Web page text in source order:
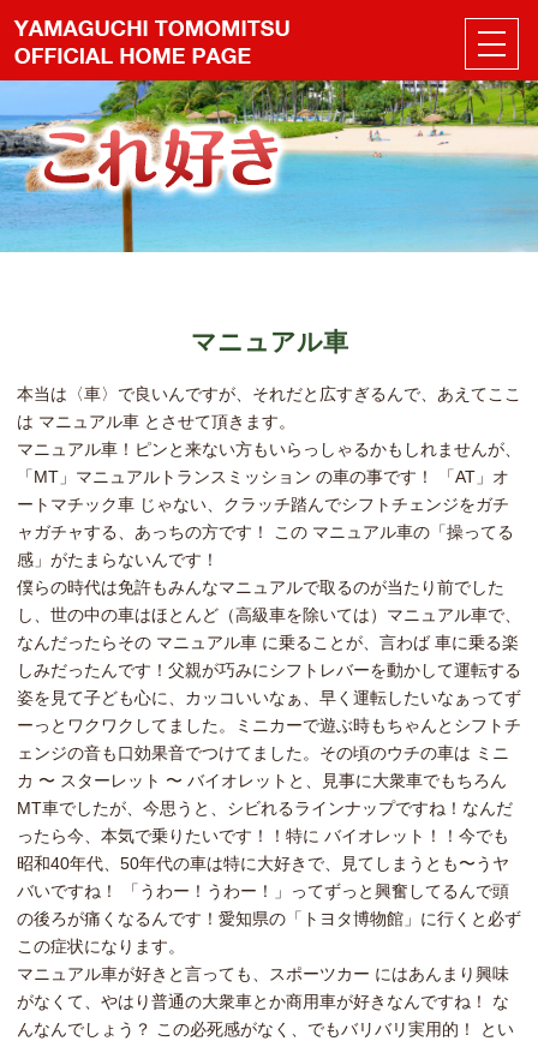
マニュアル車
本当は〈車〉で良いんですが、それだと広すぎるんで、あえてここ
は マニュアル車 とさせて頂きます。
マニュアル車！ピンと来ない方もいらっしゃるかもしれませんが、
「MT」マニュアルトランスミッション の車の事です！ 「AT」オ
ートマチック車 じゃない、クラッチ踏んでシフトチェンジをガチ
ャガチャする、あっちの方です！ この マニュアル車の「操ってる
感」がたまらないんです！
僕らの時代は免許もみんなマニュアルで取るのが当たり前でした
し、世の中の車はほとんど（高級車を除いては）マニュアル車で、
なんだったらその マニュアル車 に乗ることが、言わば 車に乗る楽
しみだったんです！父親が巧みにシフトレバーを動かして運転する
姿を見て子ども心に、カッコいいなぁ、早く運転したいなぁってず
ーっとワクワクしてました。ミニカーで遊ぶ時もちゃんとシフトチ
ェンジの音も口効果音でつけてました。その頃のウチの車は ミニ
カ 〜 スターレット 〜 バイオレットと、見事に大衆車でもちろん
MT車でしたが、今思うと、シビれるラインナップですね！なんだ
ったら今、本気で乗りたいです！！特に バイオレット！！今でも
昭和40年代、50年代の車は特に大好きで、見てしまうとも〜うヤ
バいですね！ 「うわー！うわー！」ってずっと興奮してるんで頭
の後ろが痛くなるんです！愛知県の「トヨタ博物館」に行くと必ず
この症状になります。
マニュアル車が好きと言っても、スポーツカー にはあんまり興味
がなくて、やはり普通の大衆車とか商用車が好きなんですね！ な
んなんでしょう？ この必死感がなく、でもバリバリ実用的！ とい